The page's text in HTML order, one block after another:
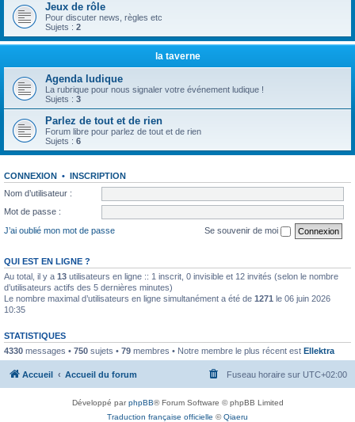
Jeux de rôle
Pour discuter news, règles etc
Sujets : 2
la taverne
Agenda ludique
La rubrique pour nous signaler votre événement ludique !
Sujets : 3
Parlez de tout et de rien
Forum libre pour parlez de tout et de rien
Sujets : 6
CONNEXION • INSCRIPTION
Nom d’utilisateur :
Mot de passe :
J’ai oublié mon mot de passe
Se souvenir de moi
QUI EST EN LIGNE ?
Au total, il y a 13 utilisateurs en ligne :: 1 inscrit, 0 invisible et 12 invités (selon le nombre
d’utilisateurs actifs des 5 dernières minutes)
Le nombre maximal d’utilisateurs en ligne simultanément a été de 1271 le 06 juin 2026
10:35
STATISTIQUES
4330 messages • 750 sujets • 79 membres • Notre membre le plus récent est Ellektra
Accueil Accueil du forum Fuseau horaire sur UTC+02:00
Développé parphpBB® Forum Software © phpBB Limited
Traduction française officielle ©Qiaeru